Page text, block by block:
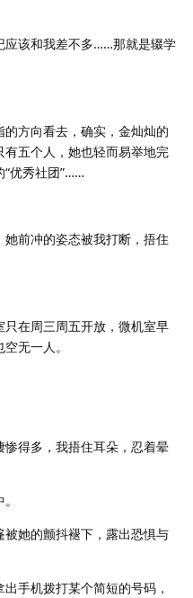
应该和我差不多……那就是辍学
方向看去，确实，金灿灿的
五个人，她也轻而易举地完
“优秀社团”……
前冲的姿态被我打断，捂住
在周三周五开放，微机室早
无一人。
得多，我捂住耳朵，忍着晕
她的颤抖褪下，露出恐惧与
手机拨打某个简短的号码，